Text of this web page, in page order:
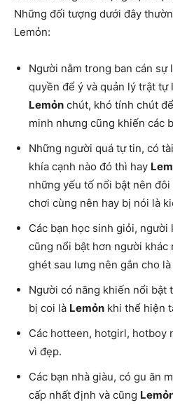
Những đối tượng dưới đây
Lemỏn:
Người nằm trong ban cán
quyền để ý và quản lý trật
Lemỏn chút, khó tính chút
minh nhưng cũng khiến các
Những người quá tự tin, có
khía cạnh nào đó thì hay
những yếu tố nổi bật nên
chơi cùng nên hay bị nói là
Các bạn học sinh giỏi,
cũng nổi bật hơn người khác
ghét sau lưng nên gắn cho là
Người có năng khiến nổi bật
bị coi là Lemỏn khi thể hiện
Các hotteen, hotgirl, hotboy
vì đẹp.
Các bạn nhà giàu, có gu ăn
cấp nhất định và cũng